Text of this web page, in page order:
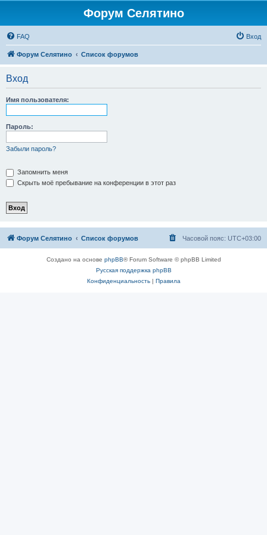
Форум Селятино
FAQ Вход
Форум Селятино Список форумов
Вход
Имя пользователя:
Пароль:
Забыли пароль?
Запомнить меня
Скрыть моё пребывание на конференции в этот раз
Форум Селятино Список форумов Часовой пояс: UTC+03:00
Создано на основе phpBB® Forum Software © phpBB Limited
Русская поддержка phpBB
Конфиденциальность| Правила